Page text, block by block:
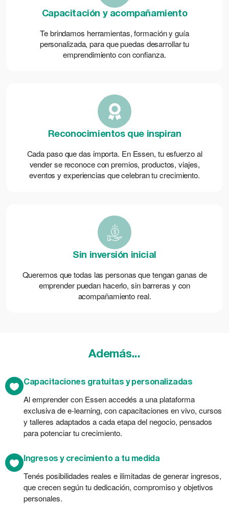
Capacitación y acompañamiento
Te brindamos herramientas, formación y guía
personalizada, para que puedas desarrollar tu
emprendimiento con confianza.
Reconocimientos que inspiran
Cada paso que das importa. En Essen, tu esfuerzo al
vender se reconoce con premios, productos, viajes,
eventos y experiencias que celebran tu crecimiento.
Sin inversión inicial
Queremos que todas las personas que tengan ganas de
emprender puedan hacerlo, sin barreras y con
acompañamiento real.
Además...
Capacitaciones gratuitas y personalizadas
Al emprender con Essen accedés a una plataforma
exclusiva de e-learning, con capacitaciones en vivo, cursos
y talleres adaptados a cada etapa del negocio, pensados
para potenciar tu crecimiento.
Ingresos y crecimiento a tu medida
Tenés posibilidades reales e ilimitadas de generar ingresos,
que crecen según tu dedicación, compromiso y objetivos
personales.